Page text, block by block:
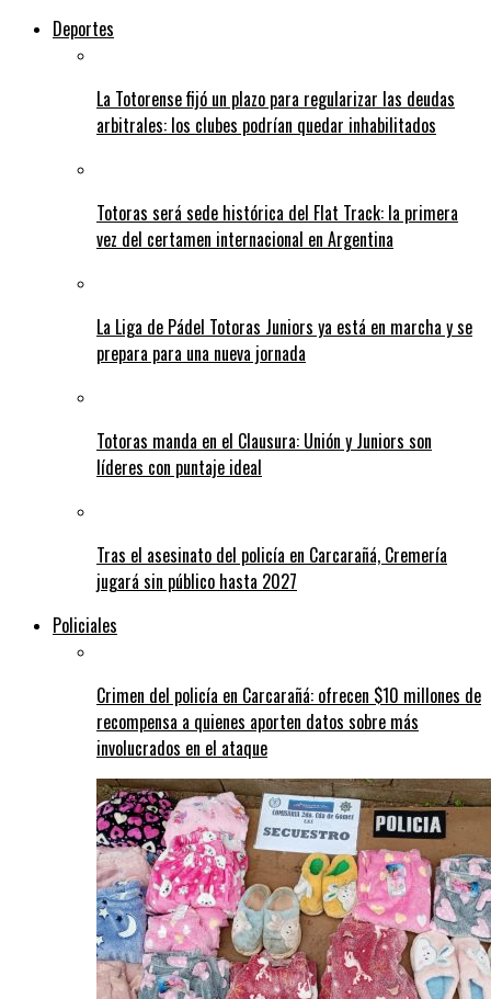
Deportes
La Totorense fijó un plazo para regularizar las deudas
arbitrales: los clubes podrían quedar inhabilitados
Totoras será sede histórica del Flat Track: la primera
vez del certamen internacional en Argentina
La Liga de Pádel Totoras Juniors ya está en marcha y se
prepara para una nueva jornada
Totoras manda en el Clausura: Unión y Juniors son
líderes con puntaje ideal
Tras el asesinato del policía en Carcarañá, Cremería
jugará sin público hasta 2027
Policiales
Crimen del policía en Carcarañá: ofrecen $10 millones de
recompensa a quienes aporten datos sobre más
involucrados en el ataque